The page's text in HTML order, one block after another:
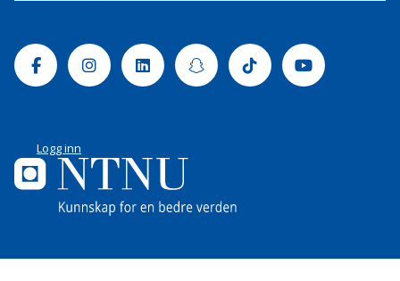
FacebookInstagramLinkedinSnapchatTiktok Youtube
Logg inn